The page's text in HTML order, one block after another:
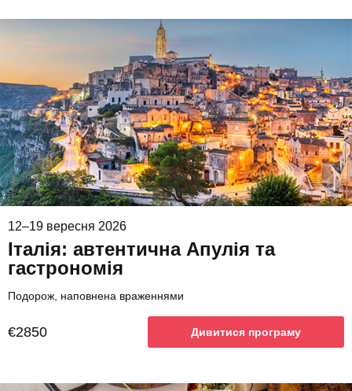
12–19 вересня 2026
Італія: автентична Апулія та
гастрономія
Подорож, наповнена враженнями
€2850 Дивитися програму